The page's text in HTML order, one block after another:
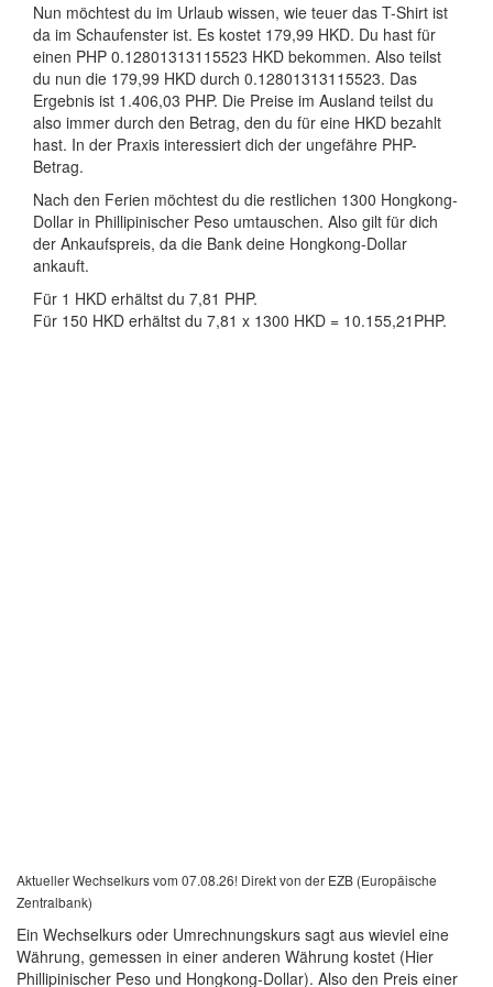
Nun möchtest du im Urlaub wissen, wie teuer das T-Shirt ist
da im Schaufenster ist. Es kostet 179,99 HKD. Du hast für
einen PHP 0.12801313115523 HKD bekommen. Also teilst
du nun die 179,99 HKD durch 0.12801313115523. Das
Ergebnis ist 1.406,03 PHP. Die Preise im Ausland teilst du
also immer durch den Betrag, den du für eine HKD bezahlt
hast. In der Praxis interessiert dich der ungefähre PHP-
Betrag.
Nach den Ferien möchtest du die restlichen 1300 Hongkong-
Dollar in Phillipinischer Peso umtauschen. Also gilt für dich
der Ankaufspreis, da die Bank deine Hongkong-Dollar
ankauft.
Für 1 HKD erhältst du 7,81 PHP.
Für 150 HKD erhältst du 7,81 x 1300 HKD = 10.155,21PHP.
Aktueller Wechselkurs vom 07.08.26! Direkt von der EZB (Europäische
Zentralbank)
Ein Wechselkurs oder Umrechnungskurs sagt aus wieviel eine
Währung, gemessen in einer anderen Währung kostet (Hier
Phillipinischer Peso und Hongkong-Dollar). Also den Preis einer